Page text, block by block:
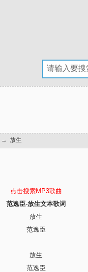
→ 放生
点击搜索MP3歌曲
范逸臣-放生文本歌词
放生
范逸臣
放生
范逸臣